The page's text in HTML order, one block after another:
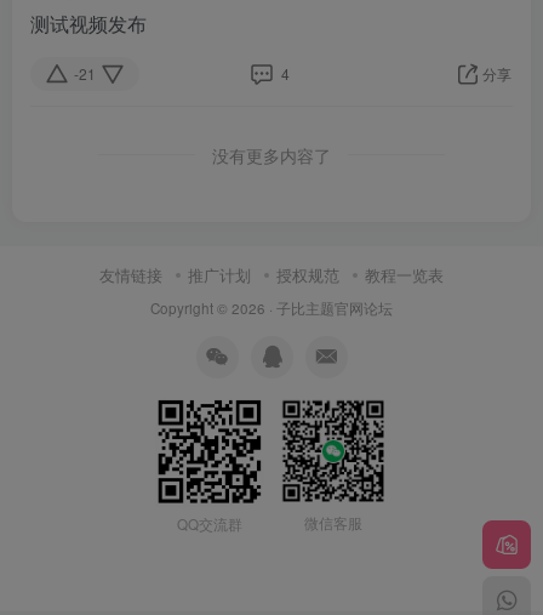
测试视频发布
-21 4 分享
没有更多内容了
友情链接 推广计划 授权规范 教程一览表
Copyright © 2026 · 子比主题官网论坛
QQ交流群 微信客服